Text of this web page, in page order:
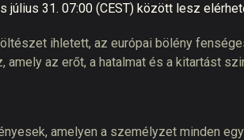
július 31. 07:00 (CEST) között lesz
ihletett, az európai bölény
az erőt, a hatalmat és a kitartást
amelyen a személyzet minden